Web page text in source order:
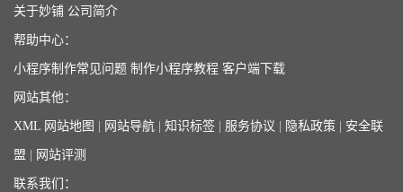
关于妙铺 公司简介
帮助中心：
小程序制作常见问题 制作小程序教程 客户端下载
网站其他：
XML 网站地图 网站导航 知识标签 服务协议 隐私政策 安全联
盟 网站评测
联系我们：